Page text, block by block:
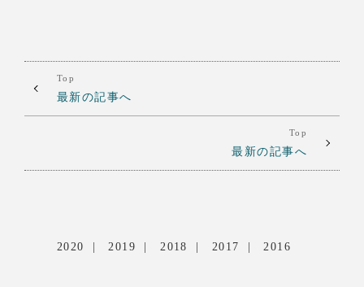
Top
最新の記事へ
Top
最新の記事へ
2020 2019 2018 2017 2016